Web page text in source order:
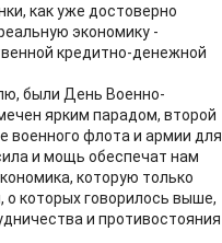
как уже достоверно
экономику -
кредитно-денежной
были День Военно-
ярким парадом, второй
военного флота и армии для
и мощь обеспечат нам
которую только
которых говорилось выше,
и противостояния